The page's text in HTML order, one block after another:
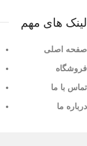
لینک های مهم
صفحه اصلی
فروشگاه
تماس با ما
درباره ما